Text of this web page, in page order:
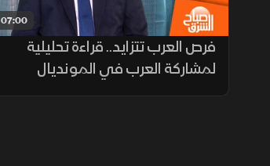
07:00
فرص العرب تتزايد.. قراءة تحليلية
لمشاركة العرب في المونديال